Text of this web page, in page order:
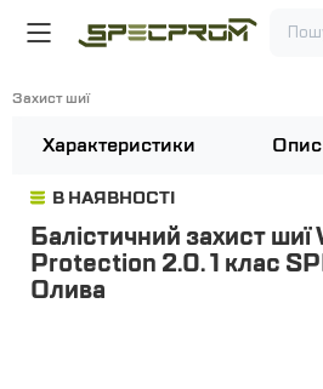
Захист шиї
Характеристики Опис
В НАЯВНОСТІ
Балістичний захист
Protection 2.0. 1 клас
Олива